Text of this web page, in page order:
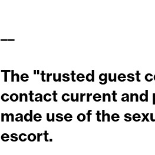
The "trusted guest
contact current and
made use of the
escort.